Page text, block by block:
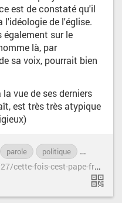
est de constaté qu'il
l'idéologie de l'église.
également sur le
là, par
sa voix, pourrait bien
vue de ses derniers
est très très atypique
parole politique
h
ttp://www.rue89.com/2013/11/27/cette-fois-cest-pape-francois-est-socialiste-247911